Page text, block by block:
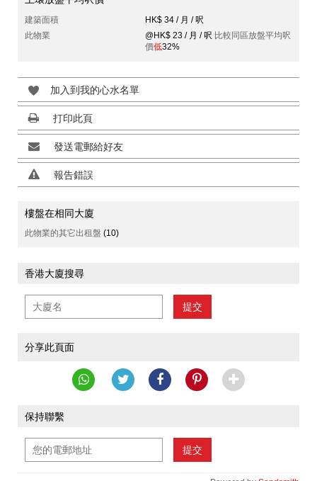
建築面積
HK$ 34 / 月 / 呎
此物業
@HK$ 23 / 月 / 呎 比較同區放盤平均呎
價低32%
加入到我的心水名單
打印此頁
發送電郵給好友
報告錯誤
樓盤在相同大廈
此物業的其它出租盤 (10)
香港大廈搜尋
提交
分享此頁面
保持聯繫
提交